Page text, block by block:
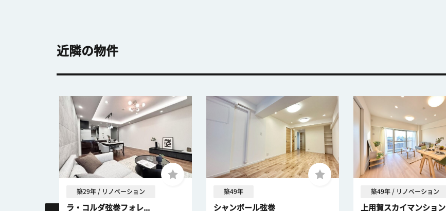
近隣の物件
築29年 / リノベーション
ラ・コルダ弦巻フォレ...
築49年
シャンボール弦巻
築49年 / リノベーション
上用賀スカイマンション